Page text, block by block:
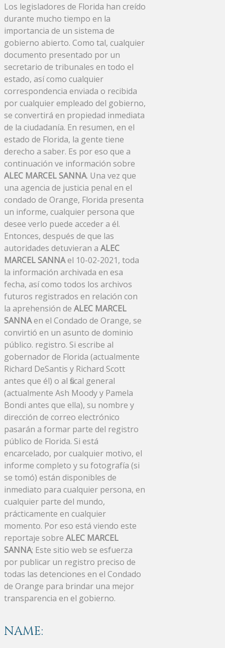
Los legisladores de Florida han creído
durante mucho tiempo en la
importancia de un sistema de
gobierno abierto. Como tal, cualquier
documento presentado por un
secretario de tribunales en todo el
estado, así como cualquier
correspondencia enviada o recibida
por cualquier empleado del gobierno,
se convertirá en propiedad inmediata
de la ciudadanía. En resumen, en el
estado de Florida, la gente tiene
derecho a saber. Es por eso que a
continuación ve información sobre
ALEC MARCEL SANNA. Una vez que
una agencia de justicia penal en el
condado de Orange, Florida presenta
un informe, cualquier persona que
desee verlo puede acceder a él.
Entonces, después de que las
autoridades detuvieran a ALEC
MARCEL SANNAel 10-02-2021, toda
la información archivada en esa
fecha, así como todos los archivos
futuros registrados en relación con
la aprehensión de ALEC MARCEL
SANNAen el Condado de Orange, se
convirtió en un asunto de dominio
público. registro. Si escribe al
gobernador de Florida (actualmente
Richard DeSantis y Richard Scott
antes que él) o al fiscal general
(actualmente Ash Moody y Pamela
Bondi antes que ella), su nombre y
dirección de correo electrónico
pasarán a formar parte del registro
público de Florida. Si está
encarcelado, por cualquier motivo, el
informe completo y su fotografía (si
se tomó) están disponibles de
inmediato para cualquier persona, en
cualquier parte del mundo,
prácticamente en cualquier
momento. Por eso está viendo este
reportaje sobre ALEC MARCEL
SANNA; Este sitio web se esfuerza
por publicar un registro preciso de
todas las detenciones en el Condado
de Orange para brindar una mejor
transparencia en el gobierno.
NAME: